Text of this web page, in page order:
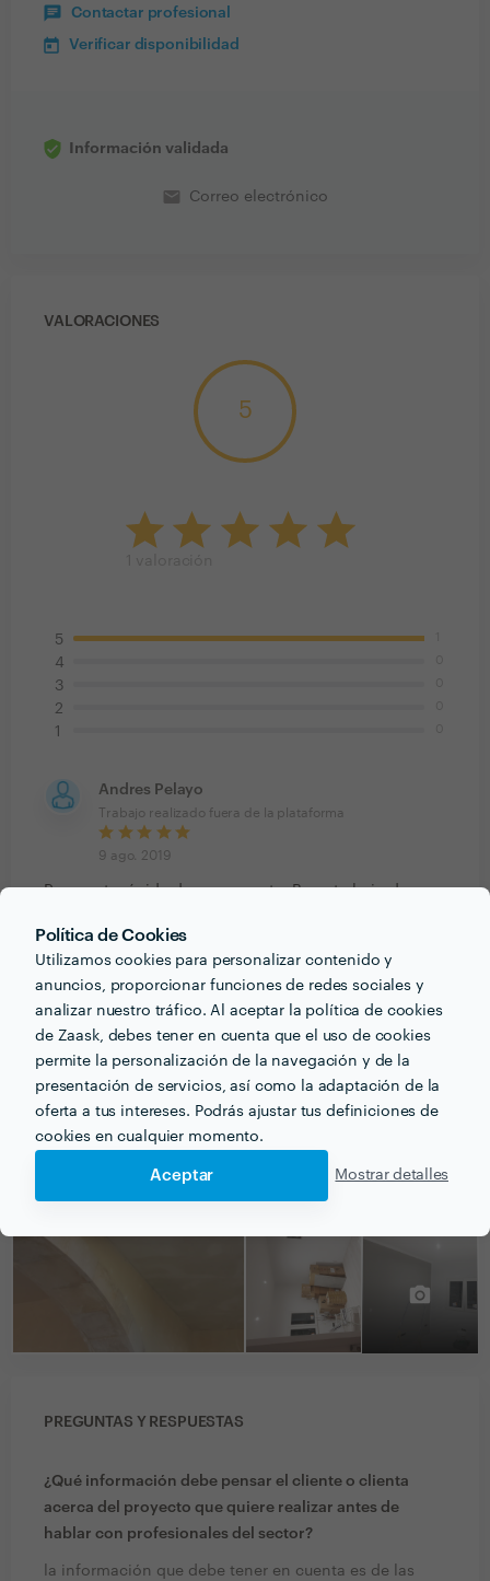
Política de Cookies
Utilizamos cookies para personalizar contenido y
anuncios, proporcionar funciones de redes sociales y
analizar nuestro tráfico. Al aceptar la política de cookies
de Zaask, debes tener en cuenta que el uso de cookies
permite la personalización de la navegación y de la
presentación de servicios, así como la adaptación de la
oferta a tus intereses. Podrás ajustar tus definiciones de
cookies en cualquier momento.
Aceptar Mostrar detalles
Contactar profesional
Verificar disponibilidad
Información validada
email Correo electrónico
VALORACIONES
5
5
4
3
2
1
Andres Pelayo
Trabajo realizado fuera de la plataforma
9 ago. 2019
Respuesta rápida de presupuesto. Buen trabajo de
satisfecho de los trabajos realizados recomendables
100% seguros
PORTFOLIO
PREGUNTAS Y RESPUESTAS
¿Qué información debe pensar el cliente o clienta
acerca del proyecto que quiere realizar antes de
hablar con profesionales del sector?
la información que debe tener en cuenta es de las